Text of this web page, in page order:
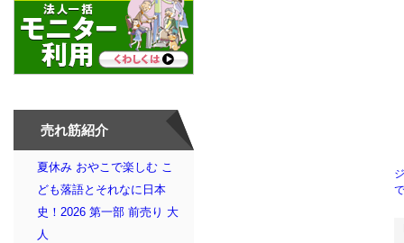
売れ筋紹介
夏休み おやこで楽しむ こ
ども落語とそれなに日本
史！2026 第一部 前売り 大
人